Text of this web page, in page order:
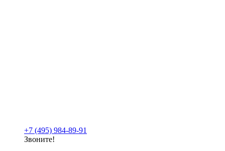
+7 (495) 984-89-91
Звоните!